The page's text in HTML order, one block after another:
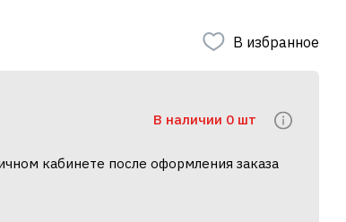
В избранное
В наличии 0 шт
кабинете после оформления заказа